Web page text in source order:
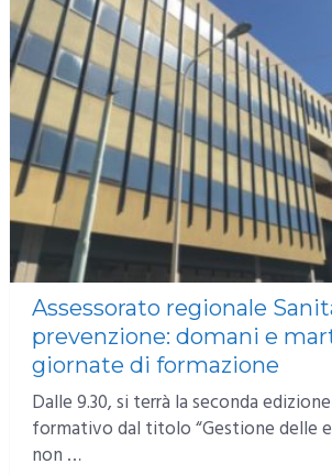
Assessorato regionale
prevenzione: domani e
giornate di formazione
Dalle 9.30, si terrà la seconda
formativo dal titolo “Gestione delle
non …